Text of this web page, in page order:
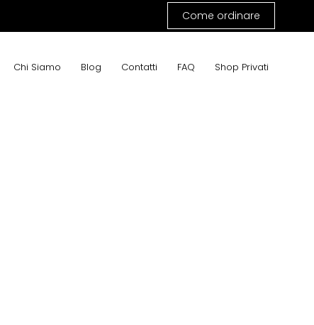
Come ordinare
Chi Siamo Blog Contatti FAQ Shop Privati